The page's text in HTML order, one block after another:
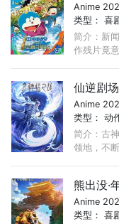
Anime
类型：喜
简介：新
作残片竟
仙逆剧
Anime
类型：动
简介：古
领地，不
熊出没·
Anime
类型：喜